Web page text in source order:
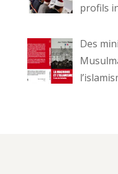
profils
Des